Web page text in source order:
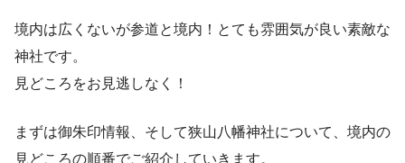
境内は広くないが参道と境内！とても雰囲気が良い素敵な
神社です。
見どころをお見逃しなく！
まずは御朱印情報、そして狭山八幡神社について、境内の
見どころの順番でご紹介していきます。